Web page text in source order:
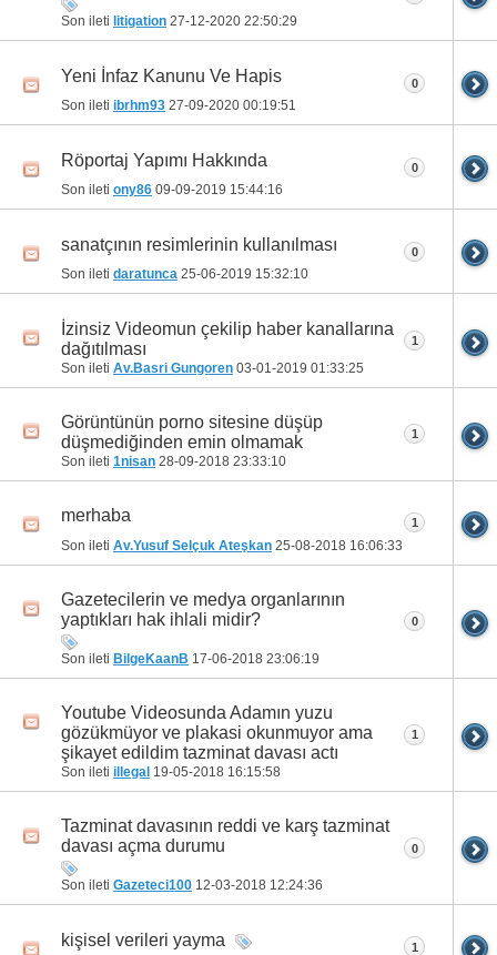
Son ileti litigation 27-12-2020 22:50:29
Yeni İnfaz Kanunu Ve Hapis
Son ileti ibrhm93 27-09-2020 00:19:51
0
Röportaj Yapımı Hakkında
Son ileti ony86 09-09-2019 15:44:16
0
sanatçının resimlerinin kullanılması
Son ileti daratunca 25-06-2019 15:32:10
0
İzinsiz Videomun çekilip haber kanallarına
dağıtılması
Son ileti Av.Basri Gungoren 03-01-2019 01:33:25
1
Görüntünün porno sitesine düşüp
düşmediğinden emin olmamak
Son ileti 1nisan 28-09-2018 23:33:10
1
merhaba
Son ileti Av.Yusuf Selçuk Ateşkan 25-08-2018 16:06:33
1
Gazetecilerin ve medya organlarının
yaptıkları hak ihlali midir?
Son ileti BilgeKaanB 17-06-2018 23:06:19
0
Youtube Videosunda Adamın yuzu
gözükmüyor ve plakasi okunmuyor ama
şikayet edildim tazminat davası actı
Son ileti illegal 19-05-2018 16:15:58
1
Tazminat davasının reddi ve karş tazminat
davası açma durumu
Son ileti Gazeteci100 12-03-2018 12:24:36
0
kişisel verileri yayma 1